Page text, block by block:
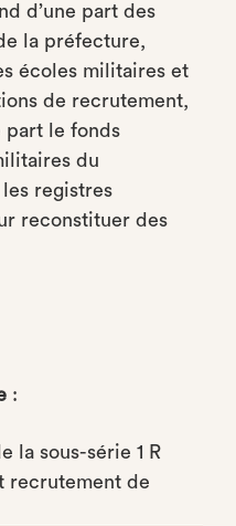
d’une part des
la préfecture,
écoles militaires et
de recrutement,
part le fonds
du
registres
reconstituer des
:
la sous-série 1 R
recrutement de